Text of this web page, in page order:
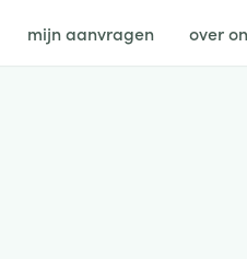
mijn aanvragen over